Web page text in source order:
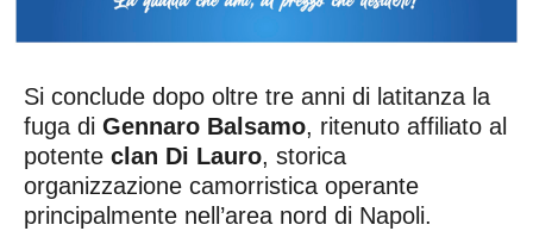
Si conclude dopo oltre tre anni di latitanza la
fuga di Gennaro Balsamo, ritenuto affiliato al
potente clan Di Lauro, storica
organizzazione camorristica operante
principalmente nell’area nord di Napoli.